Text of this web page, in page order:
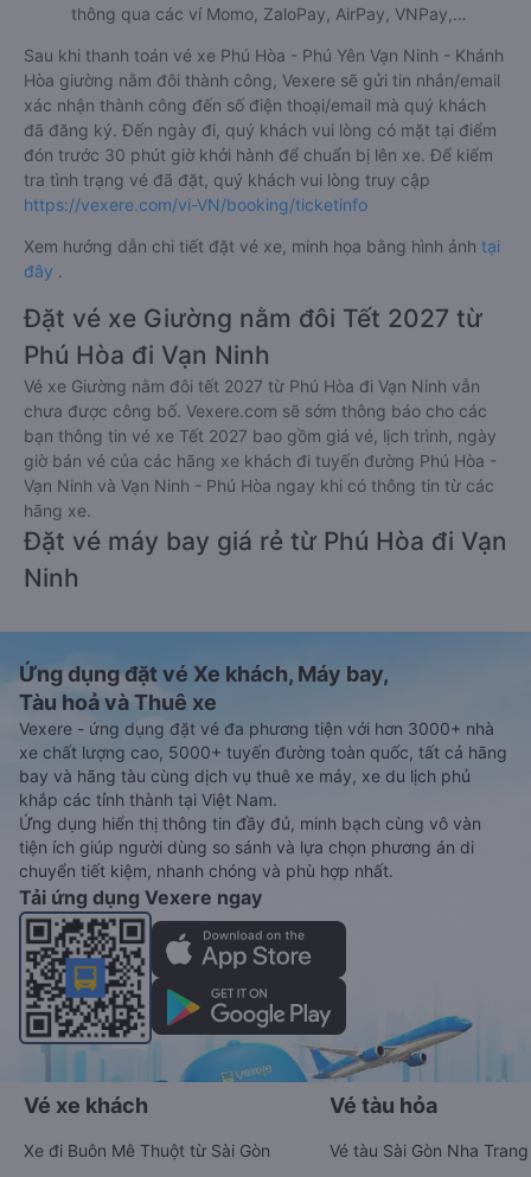
thông qua các ví Momo, ZaloPay, AirPay, VNPay,…
Sau khi thanh toán vé xe Phú Hòa - Phú Yên Vạn Ninh - Khánh
Hòa giường nằm đôi thành công, Vexere sẽ gửi tin nhắn/email
xác nhận thành công đến số điện thoại/email mà quý khách
đã đăng ký. Đến ngày đi, quý khách vui lòng có mặt tại điểm
đón trước 30 phút giờ khởi hành để chuẩn bị lên xe. Để kiểm
tra tình trạng vé đã đặt, quý khách vui lòng truy cập
https://vexere.com/vi-VN/booking/ticketinfo
Xem hướng dẫn chi tiết đặt vé xe, minh họa bằng hình ảnh tại
đây .
Đặt vé xe Giường nằm đôi Tết 2027 từ
Phú Hòa đi Vạn Ninh
Vé xe Giường nằm đôi tết 2027 từ Phú Hòa đi Vạn Ninh vẫn
chưa được công bố. Vexere.com sẽ sớm thông báo cho các
bạn thông tin vé xe Tết 2027 bao gồm giá vé, lịch trình, ngày
giờ bán vé của các hãng xe khách đi tuyến đường Phú Hòa -
Vạn Ninh và Vạn Ninh - Phú Hòa ngay khi có thông tin từ các
hãng xe.
Đặt vé máy bay giá rẻ từ Phú Hòa đi Vạn
Ninh
Ứng dụng đặt vé Xe khách, Máy bay,
Tàu hoả và Thuê xe
Vexere - ứng dụng đặt vé đa phương tiện với hơn 3000+ nhà
xe chất lượng cao, 5000+ tuyến đường toàn quốc, tất cả hãng
bay và hãng tàu cùng dịch vụ thuê xe máy, xe du lịch phủ
khắp các tỉnh thành tại Việt Nam.
Ứng dụng hiển thị thông tin đầy đủ, minh bạch cùng vô vàn
tiện ích giúp người dùng so sánh và lựa chọn phương án di
chuyển tiết kiệm, nhanh chóng và phù hợp nhất.
Tải ứng dụng Vexere ngay
Vé xe khách
Xe đi Buôn Mê Thuột từ Sài Gòn
Vé tàu hỏa
Vé tàu Sài Gòn Nha Trang